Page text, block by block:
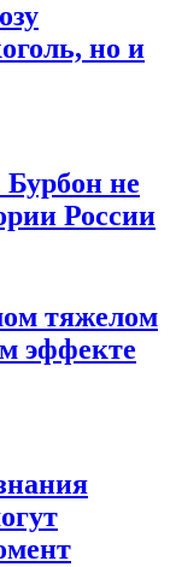
но и
Бурбон не
России
тяжелом
эффекте